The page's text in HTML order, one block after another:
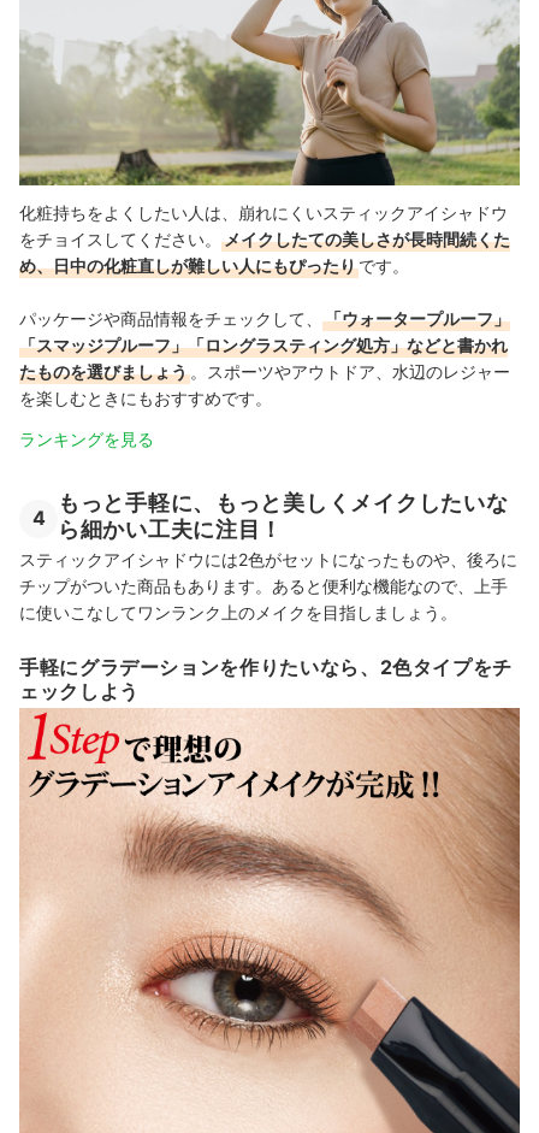
化粧持ちをよくしたい人は、崩れにくいスティックアイシャドウ
をチョイスしてください。
メイクしたての美しさが長時間続くた
め、日中の化粧直しが難しい人にもぴったりです。
パッケージや商品情報をチェックして、
「ウォータープルーフ」
「スマッジプルーフ」「ロングラスティング処方」などと書かれ
たものを選びましょう 。
スポーツやアウトドア、水辺のレジャー
を楽しむときにもおすすめです。
ランキングを見る
4
もっと手軽に、もっと美しくメイクしたいな
ら細かい工夫に注目！
スティックアイシャドウには2色がセットになったものや、後ろに
チップがついた商品もあります。あると便利な機能なので、上手
に使いこなしてワンランク上のメイクを目指しましょう。
手軽にグラデーションを作りたいなら、2色タイプをチ
ェックしよう